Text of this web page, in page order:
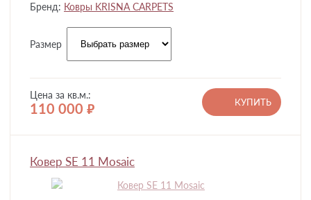
Бренд: Ковры KRISNA CARPETS
Размер
Цена за кв.м.:
110 000 руб.
КУПИТЬ
Ковер SE 11 Mosaic